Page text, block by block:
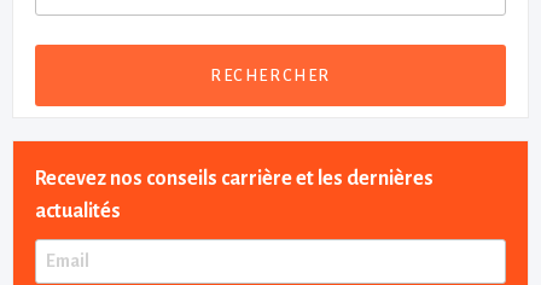
RECHERCHER
Recevez nos conseils carrière et les dernières
actualités